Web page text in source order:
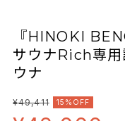
『HINOKI
サウナRich専
ウナ
¥49,411 15%OFF